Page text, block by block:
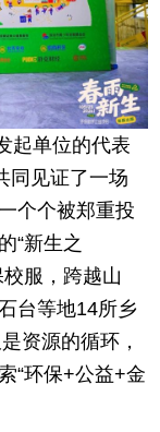
起单位的代表
同见证了一场
个个被郑重投
“新生之
服，跨越山
台等地14所乡
资源的循环，
“环保+公益+金